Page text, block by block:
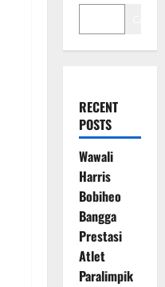
RECENT
POSTS
Wawali
Harris
Bobiheo
Bangga
Prestasi
Atlet
Paralimpik